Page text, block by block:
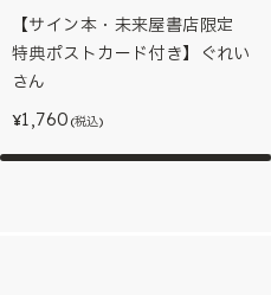
【サイン本・未来屋書店限定
特典ポストカード付き】ぐれい
さん
¥1,760 (税込)